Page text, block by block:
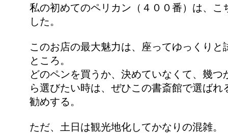
私の初めてのペリカン（４００番）は、こ
した。
このお店の最大魅力は、座ってゆっくりと
ところ。
どのペンを買うか、決めていなくて、幾つ
ら選びたい時は、ぜひこの書斎館で選ばれ
勧めする。
ただ、土日は観光地化してかなりの混雑。